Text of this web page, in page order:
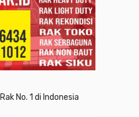
No. 1 di Indonesia